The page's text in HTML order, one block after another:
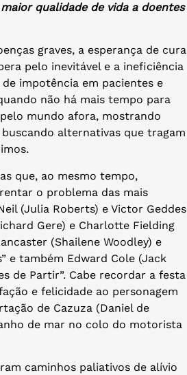
qualidade de vida a doentes
graves, a esperança de cura
pelo inevitável e a ineficiência
impotência em pacientes e
não há mais tempo para
mundo afora, mostrando
alternativas que tragam
que, ao mesmo tempo,
o problema das mais
(Julia Roberts) e Victor Geddes
Gere) e Charlotte Fielding
(Shailene Woodley) e
e também Edward Cole (Jack
de Partir”. Cabe recordar a festa
e felicidade ao personagem
de Cazuza (Daniel de
de mar no colo do motorista
caminhos paliativos de alívio